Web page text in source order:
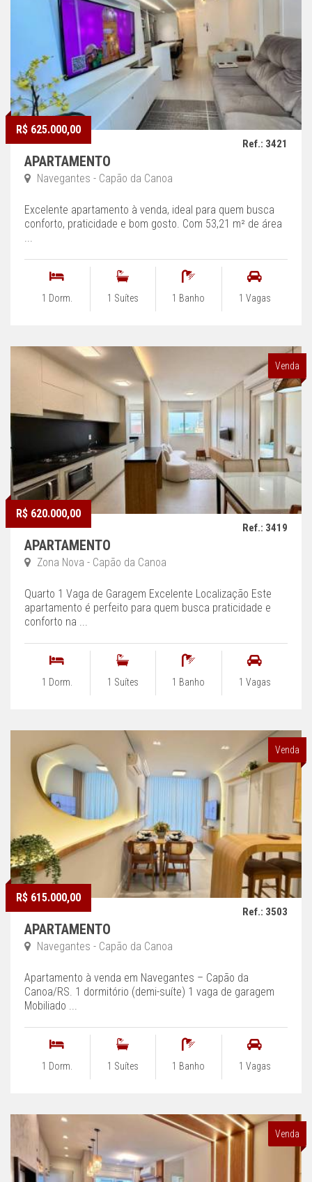
R$ 625.000,00
Ref.: 3421
APARTAMENTO
Navegantes - Capão da Canoa
Excelente apartamento à venda, ideal para quem busca
conforto, praticidade e bom gosto. Com 53,21 m² de área
...
1 Dorm. 1 Suítes 1 Banho 1 Vagas
Venda
R$ 620.000,00
Ref.: 3419
APARTAMENTO
Zona Nova - Capão da Canoa
Quarto 1 Vaga de Garagem Excelente Localização Este
apartamento é perfeito para quem busca praticidade e
conforto na ...
1 Dorm. 1 Suítes 1 Banho 1 Vagas
Venda
R$ 615.000,00
Ref.: 3503
APARTAMENTO
Navegantes - Capão da Canoa
Apartamento à venda em Navegantes – Capão da
Canoa/RS. 1 dormitório (demi-suíte) 1 vaga de garagem
Mobiliado ...
1 Dorm. 1 Suítes 1 Banho 1 Vagas
Venda